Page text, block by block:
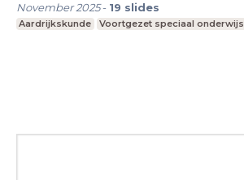
November 2025- 19 slides
Aardrijkskunde Voortgezet speciaal onderwijs